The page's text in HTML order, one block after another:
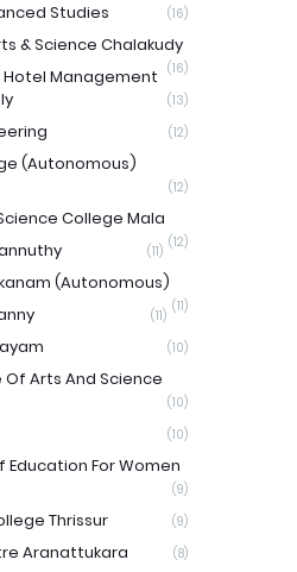
Studies (16)
& Science Chalakudy
(16)
Management
(13)
(12)
(Autonomous)
(12)
College Mala
(12)
(11)
(Autonomous)
(11)
(11)
(10)
Arts And Science
(10)
(10)
Education For Women
(9)
Thrissur (9)
Aranattukara (8)